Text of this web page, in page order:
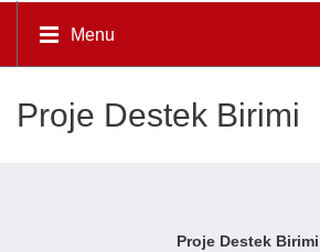
Menu
Proje Destek Birimi
Proje Destek Birimi